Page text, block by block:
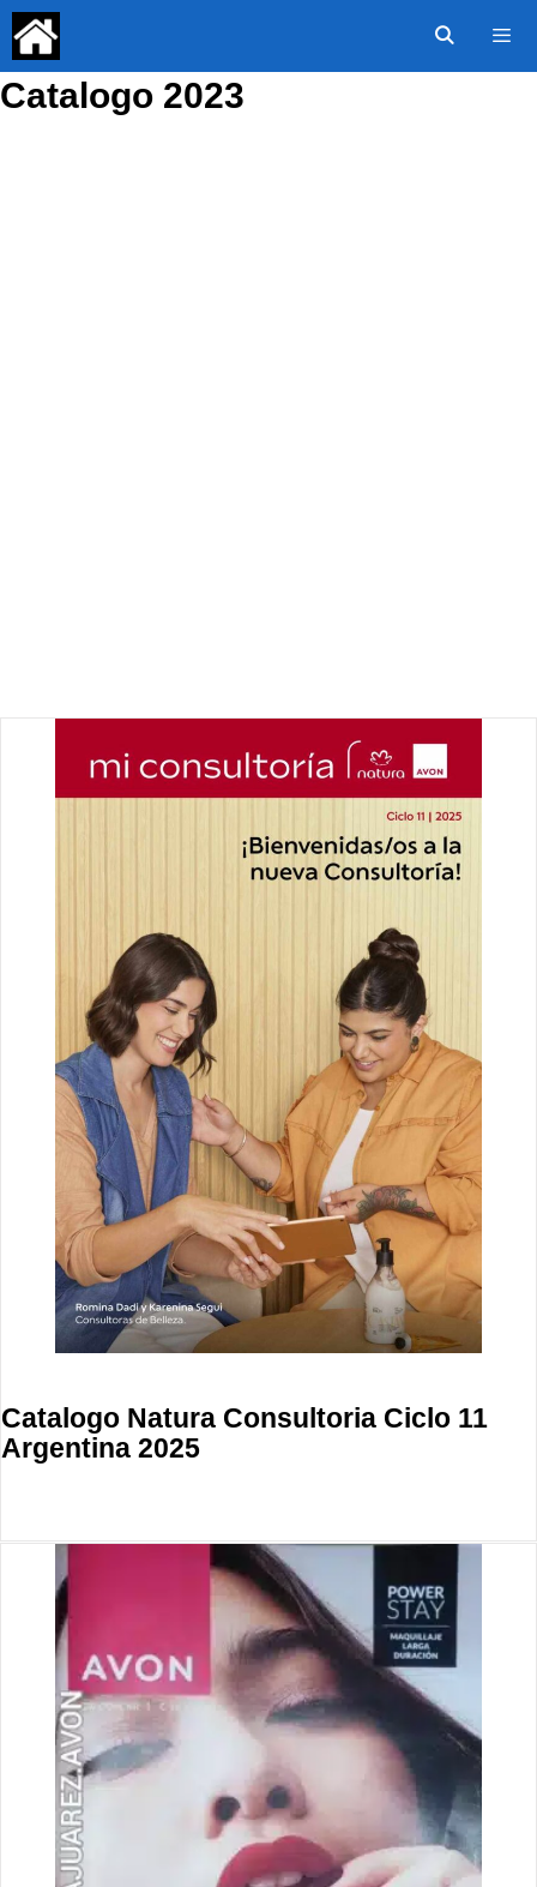
Saltar
contenido
Catalogo 2023
Catalogo Natura Consultoria Ciclo 11
Argentina 2025